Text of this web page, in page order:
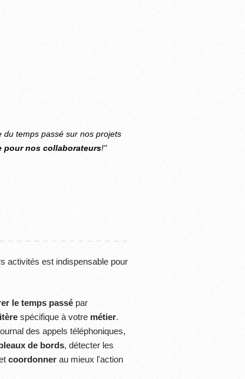
du temps passé sur nos projets
pour nos collaborateurs!"
activités est indispensable pour
le temps passé par
spécifique à votre métier.
des appels téléphoniques,
de bords, détecter les
coordonner au mieux l'action